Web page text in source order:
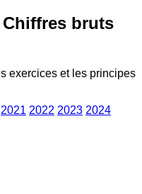
Chiffres bruts
exercices et les principes
2021 2022 2023 2024